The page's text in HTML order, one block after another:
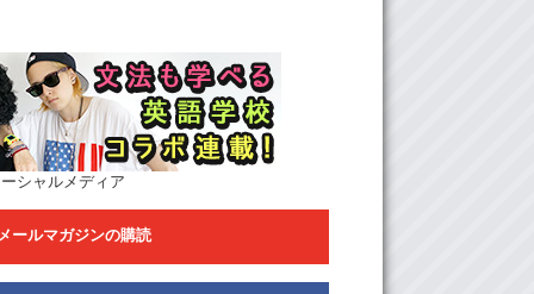
シャルメディア
ールマガジンの購読